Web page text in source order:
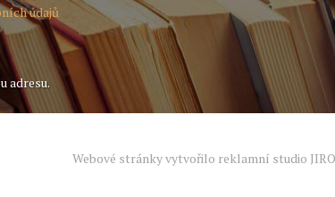
údajů
adresu.
Webové stránky vytvořilo reklamní studio